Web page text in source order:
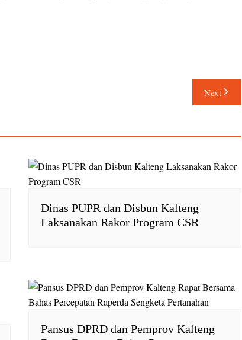
Next
Dinas PUPR dan Disbun Kalteng
Laksanakan Rakor Program CSR
Pansus DPRD dan Pemprov Kalteng